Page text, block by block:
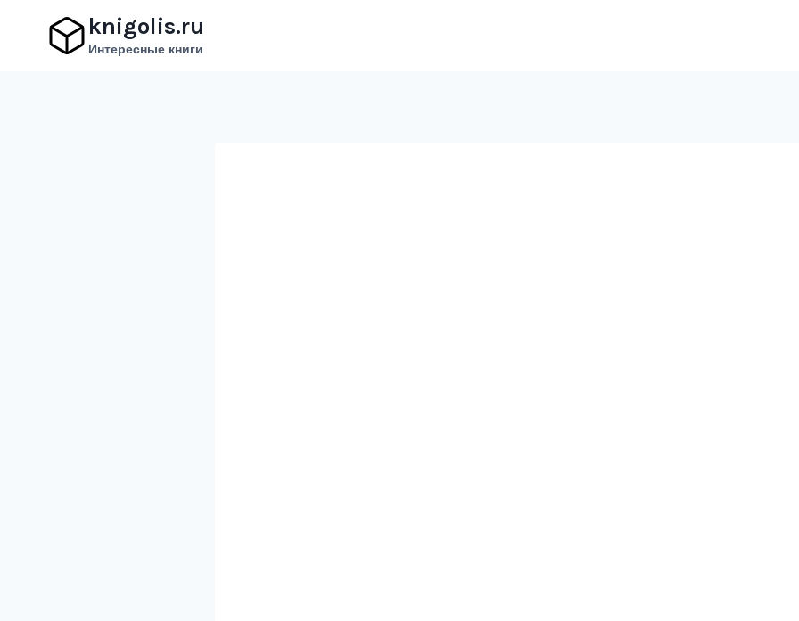
содержимому
knigolis.ru
Интересные книги